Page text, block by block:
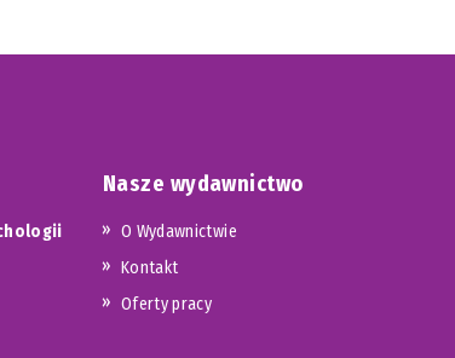
Nasze wydawnictwo
O Wydawnictwie
Kontakt
Oferty pracy